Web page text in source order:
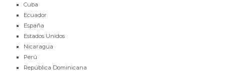
Cuba
Ecuador
España
Estados Unidos
Nicaragua
Perú
República Dominicana